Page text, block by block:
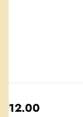
12.00